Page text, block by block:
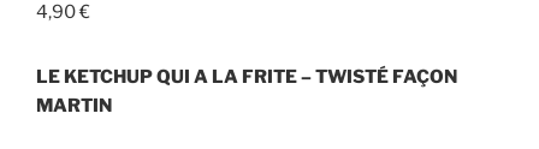
4,90€
LE KETCHUP QUI A LA FRITE – TWISTÉ FAÇON
MARTIN